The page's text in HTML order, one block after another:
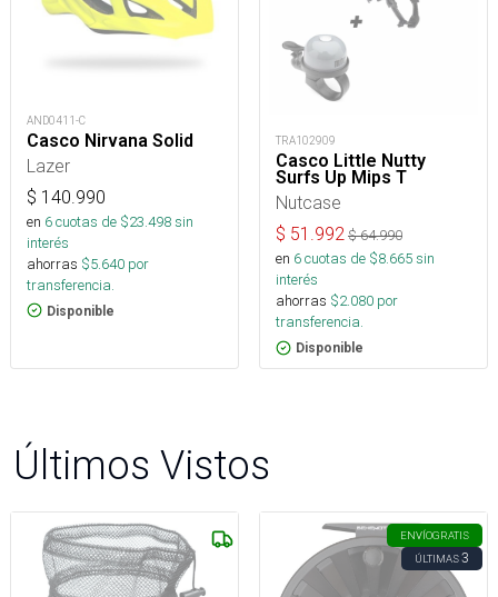
AND0411-C
Casco Nirvana Solid
Lazer
$ 140.990
en 6cuotas de $23.498sin
interés
ahorras $5.640 por
transferencia.
Disponible
TRA102909
Casco Little Nutty
Surfs Up Mips T
Nutcase
$ 51.992 $64.990
en 6cuotas de $8.665sin
interés
ahorras $2.080 por
transferencia.
Disponible
Últimos Vistos
ENVÍOGRATIS
ÚLTIMAS3